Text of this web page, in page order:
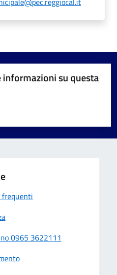
informazioni su questa
su 5
5
frequenti
0965 3622111